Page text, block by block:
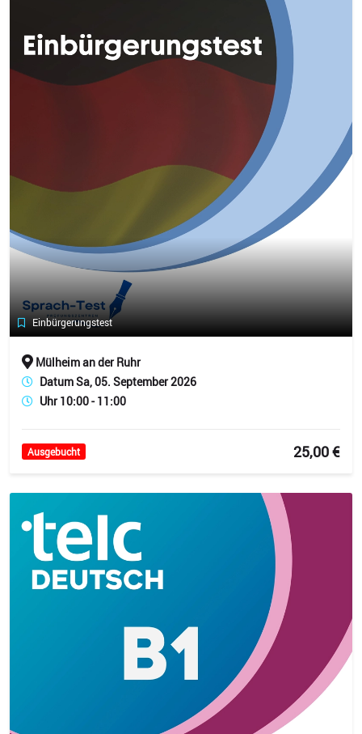
Einbürgerungstest
Mülheim an der Ruhr
Datum Sa, 05. September 2026
Uhr 10:00 - 11:00
Ausgebucht 25,00 €